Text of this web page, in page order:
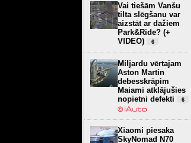
Vai tiešām Vanšu
tilta slēgšanu var
aizstāt ar dažiem
Park&Ride? (+
VIDEO)
6
Miljardu vērtajam
Aston Martin
debesskrāpim
Maiami atklājušies
nopietni defekti
6
Xiaomi piesaka
SkyNomad N70